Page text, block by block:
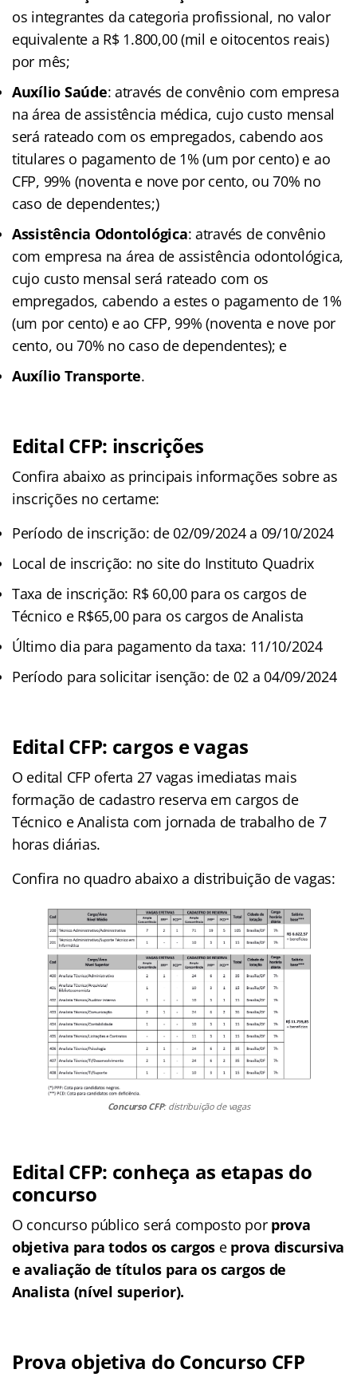
os integrantes da categoria profissional, no valor
equivalente a R$ 1.800,00 (mil e oitocentos reais)
por mês;
Auxílio Saúde: através de convênio com empresa
na área de assistência médica, cujo custo mensal
será rateado com os empregados, cabendo aos
titulares o pagamento de 1% (um por cento) e ao
CFP, 99% (noventa e nove por cento, ou 70% no
caso de dependentes;)
Assistência Odontológica: através de convênio
com empresa na área de assistência odontológica,
cujo custo mensal será rateado com os
empregados, cabendo a estes o pagamento de 1%
(um por cento) e ao CFP, 99% (noventa e nove por
cento, ou 70% no caso de dependentes); e
Auxílio Transporte.
Edital CFP: inscrições
Confira abaixo as principais informações sobre as
inscrições no certame:
Período de inscrição: de 02/09/2024 a 09/10/2024
Local de inscrição: no site do Instituto Quadrix
Taxa de inscrição: R$ 60,00 para os cargos de
Técnico e R$65,00 para os cargos de Analista
Último dia para pagamento da taxa: 11/10/2024
Período para solicitar isenção: de 02 a 04/09/2024
Edital CFP: cargos e vagas
O edital CFP oferta 27 vagas imediatas mais
formação de cadastro reserva em cargos de
Técnico e Analista com jornada de trabalho de 7
horas diárias.
Confira no quadro abaixo a distribuição de vagas:
Concurso CFP: distribuição de vagas
Edital CFP: conheça as etapas do
concurso
O concurso público será composto por prova
objetiva para todos os cargos e prova discursiva
e avaliação de títulos para os cargos de
Analista (nível superior).
Prova objetiva do Concurso CFP